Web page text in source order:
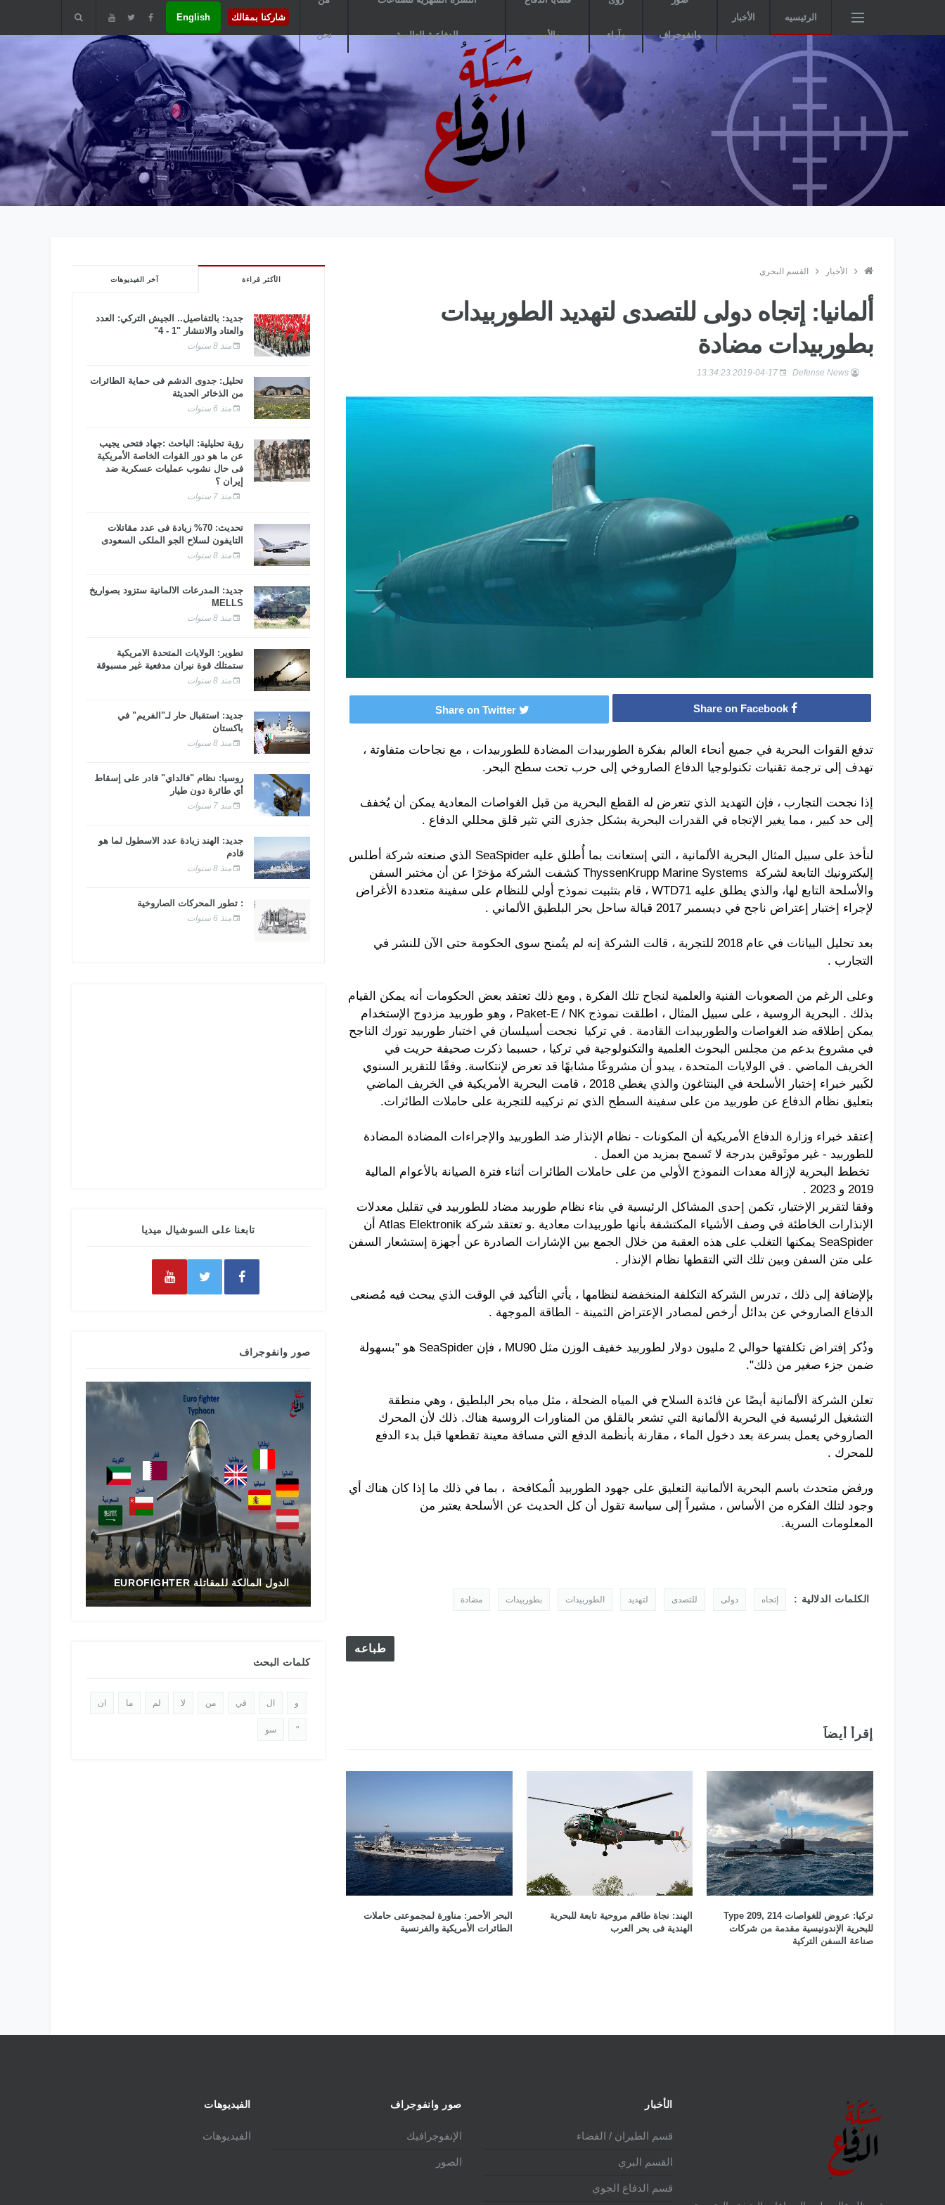
الرئيسيه الأخبار
وانفوجراف وآراء والأمن الدفاعية العالمية نحن
شاركنا بمقالك English
الأخبار القسم البحري
ألمانيا: إتجاه دولى للتصدى لتهديد الطوربيدات
بطوربيدات مضادة
Defense News
Share on Facebook
Share on Twitter
تدفع القوات البحرية في جميع أنحاء العالم بفكرة الطوربيدات المضادة للطوربيدات ، مع نجاحات متفاوتة ،
تهدف إلى ترجمة تقنيات تكنولوجيا الدفاع الصاروخي إلى حرب تحت سطح البحر.
إذا نجحت التجارب ، فإن التهديد الذي تتعرض له القطع البحرية من قبل الغواصات المعادية يمكن أن يُخفف
إلى حد كبير ، مما يغير الإتجاه في القدرات البحرية بشكل جذرى التي تثير قلق محللي الدفاع .
لنأخذ على سبيل المثال البحرية الألمانية ، التي إستعانت بما أُطلق عليه SeaSpider الذي صنعته شركة أطلس
إليكترونيك التابعة لشركة ThyssenKrupp Marine Systems
كشفت الشركة مؤخرًا عن أن مختبر السفن
والأسلحة التابع لها، والذي يطلق عليه WTD71 ، قام بتثبيت نموذج أولي للنظام على سفينة متعددة الأغراض
لإجراء إختبار إعتراض ناجح في ديسمبر 2017 قبالة ساحل بحر البلطيق الألماني .
بعد تحليل البيانات في عام 2018 للتجربة ، قالت الشركة إنه لم يتُمنح سوى الحكومة حتى الآن للنشر في
التجارب .
وعلى الرغم من الصعوبات الفنية والعلمية لنجاح تلك الفكرة , ومع ذلك تعتقد بعض الحكومات أنه يمكن القيام
بذلك . البحرية الروسية ، على سبيل المثال ، اطلقت نموذج Paket-E / NK ، وهو طوربيد مزدوج الإستخدام
يمكن إطلاقه ضد الغواصات والطوربيدات القادمة . في تركيا نجحت أسيلسان في اختبار طوربيد تورك الناجح
في مشروع بدعم من مجلس البحوث العلمية والتكنولوجية في تركيا ، حسبما ذكرت صحيفة حريت في
الخريف الماضي . في الولايات المتحدة ، يبدو أن مشروعًا مشابهًا قد تعرض لإنتكاسة. وفقًا للتقرير السنوي
لكَبير خبراء إختبار الأسلحة في البنتاغون والذي يغطي 2018 ، قامت البحرية الأمريكية في الخريف الماضي
بتعليق نظام الدفاع عن طوربيد من على سفينة السطح الذي تم تركيبه للتجربة على حاملات الطائرات.
إعتقد خبراء وزارة الدفاع الأمريكية أن المكونات - نظام الإنذار ضد الطوربيد والإجراءات المضادة المضادة
للطوربيد - غير موثَوقين بدرجة لا تَسمح بمزيد من العمل .
تخطط البحرية لإزالة معدات النموذج الأولي من على حاملات الطائرات أثناء فترة الصيانة بالأعوام المالية
2019 و 2023 .
وفقا لتقرير الإختبار، تكمن إحدى المشاكل الرئيسية في بناء نظام طوربيد مضاد للطوربيد في تقليل معدلات
الإنذارات الخاطئة في وصف الأشياء المكتشفة بأنها طوربيدات معادية .و تعتقد شركة Atlas Elektronik أن
SeaSpider يمكنها التغلب على هذه العقبة من خلال الجمع بين الإشارات الصادرة عن أجهزة إستشعار السفن
على متن السفن وبين تلك التي التقطها نظام الإنذار .
بإلإضافة إلى ذلك ، تدرس الشركة التكلفة المنخفضة لنظامها ، يأتي التأكيد في الوقت الذي يبحث فيه مُصنعى
الدفاع الصاروخي عن بدائل أرخص لمصادر الإعتراض الثمينة - الطاقة الموجهة .
وذُكر إفتراض تكلفتها حوالي 2 مليون دولار لطوربيد خفيف الوزن مثل MU90 ، فإن SeaSpider هو "بسهولة
ضمن جزء صغير من ذلك".
تعلن الشركة الألمانية أيضًا عن فائدة السلاح في المياه الضحلة ، مثل مياه بحر البلطيق ، وهي منطقة
التشغيل الرئيسية في البحرية الألمانية التي تشعر بالقلق من المناورات الروسية هناك. ذلك لأن المحرك
الصاروخي يعمل بسرعة بعد دخول الماء ، مقارنة بأنظمة الدفع التي مسافة معينة تقطعها قبل بدء الدفع
للمحرك .
ورفض متحدث باسم البحرية الألمانية التعليق على جهود الطوربيد الُمكافحة ، بما في ذلك ما إذا كان هناك أي
وجود لتلك الفكره من الأساس ، مشيراً إلى سياسة تقول أن كل الحديث عن الأسلحة يعتبر من
المعلومات السرية.
الكلمات الدلالية : إتجاه دولى للتصدى لتهديد الطوربيدات بطوربيدات مضادة
طباعه
إقرأ أيضاً
تركيا: عروض للغواصات Type 209, 214
للبحرية الإندونيسية مقدمة من شركات
صناعة السفن التركية
الهند: نجاة طاقم مروحية تابعة للبحرية
الهندية فى بحر العرب
البحر الأحمر: مناورة لمجموعتى حاملات
الطائرات الأمريكية والفرنسية
الأكثر قراءة آخر الفيديوهات
جديد: بالتفاصيل.. الجيش التركي: العدد
والعتاد والانتشار "1 - 4"
منذ 8 سنوات
تحليل: جدوى الدشم فى حماية الطائرات
من الذخائر الحديثة
منذ 6 سنوات
رؤية تحليلية: الباحث :جهاد فتحى يجيب
عن ما هو دور القوات الخاصة الأمريكية
فى حال نشوب عمليات عسكرية ضد
إيران ؟
منذ 7 سنوات
تحديث: 70% زيادة فى عدد مقاتلات
التايفون لسلاح الجو الملكى السعودى
منذ 8 سنوات
جديد: المدرعات الألمانية ستزود بصواريخ
MELLS
منذ 8 سنوات
تطوير: الولايات المتحدة الأمريكية
ستمتلك قوة نيران مدفعية غير مسبوقة
منذ 8 سنوات
جديد: استقبال حار لـ"الفريم" في
باكستان
منذ 8 سنوات
روسيا: نظام "فالداي" قادر على إسقاط
أي طائرة دون طيار
منذ 7 سنوات
جديد: الهند زيادة عدد الأسطول لما هو
قادم
منذ 8 سنوات
: تطور المحركات الصاروخية
منذ 6 سنوات
تابعنا على السوشيال ميديا
صور وانفوجراف
تاريخ المقاتلة F-16 في الشرق الأوسط
كلمات البحث
و ال في من لا لم ما ان
" سو
الأخبار
قسم الطيران / الفضاء
القسم البري
قسم الدفاع الجوي
صور وانفوجراف
الإنفوجرافيك
الصور
الفيديوهات
الفيديوهات